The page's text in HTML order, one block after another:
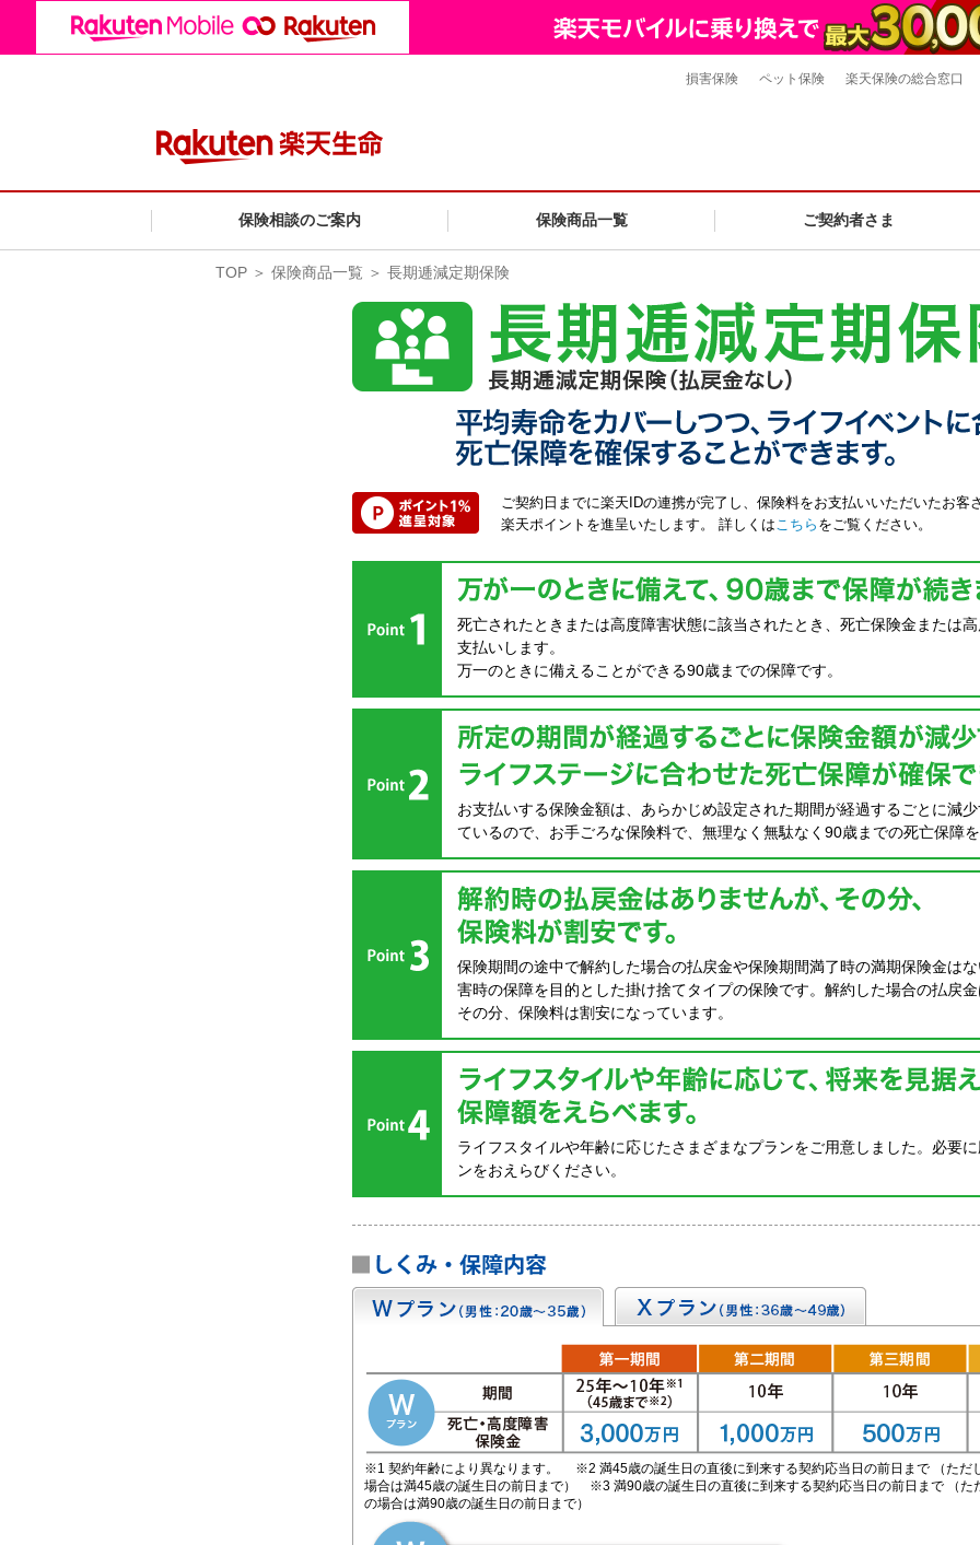
保険相談のご案内 保険商品一覧 ご契約者さま
損害保険 ペット保険 楽天保険の総合窓口
TOP ＞ 保険商品一覧 ＞ 長期逓減定期保険
ご契約日までに楽天IDの連携が完了し、保険料をお支払いいただいたお客
楽天ポイントを進呈いたします。 詳しくは こちら をご覧ください。
死亡されたときまたは高度障害状態に該当されたとき、死亡保険金または
支払いします。
万一のときに備えることができる90歳までの保障です。
お支払いする保険金額は、あらかじめ設定された期間が経過するごとに減
ているので、お手ごろな保険料で、無理なく無駄なく90歳までの死亡保障を
保険期間の途中で解約した場合の払戻金や保険期間満了時の満期保険金は
害時の保障を目的とした掛け捨てタイプの保険です。解約した場合の払戻金
その分、保険料は割安になっています。
ライフスタイルや年齢に応じたさまざまなプランをご用意しました。必要
ンをおえらびください。
※1 契約年齢により異なります。 ※2 満45歳の誕生日の直後に到来する契約応当日の前日まで （ただ
場合は満45歳の誕生日の前日まで） ※3 満90歳の誕生日の直後に到来する契約応当日の前日まで （た
の場合は満90歳の誕生日の前日まで）